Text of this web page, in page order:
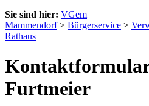
Sie sind hier: VGem
Mammendorf> Bürgerservice >
Rathaus
Furtmeier